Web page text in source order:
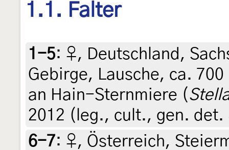
1.1. Falter
1-5: ♀, Deutschland,
Gebirge, Lausche, ca.
an Hain-Sternmiere (
2012 (leg., cult., gen.
6-7: ♀, Österreich,